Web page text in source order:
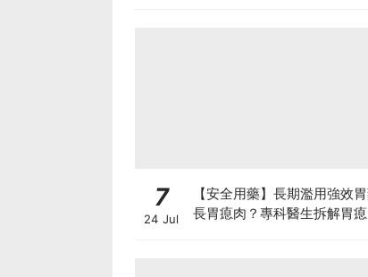
7
24 Jul
【安全用藥】長期濫用強效
長胃瘜肉？專科醫生拆解胃瘜